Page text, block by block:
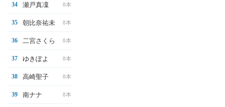
34 瀬戸真凜 8本
35 朝比奈祐未 8本
36 二宮さくら 8本
37 ゆきぽよ 8本
38 高崎聖子 8本
39 南ナナ 8本